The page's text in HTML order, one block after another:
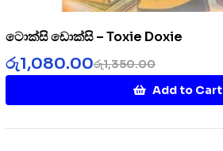
ටොක්සි ඩොක්සි – Toxie Doxie
රු1,350.00
රු1,080.00
Add to Cart